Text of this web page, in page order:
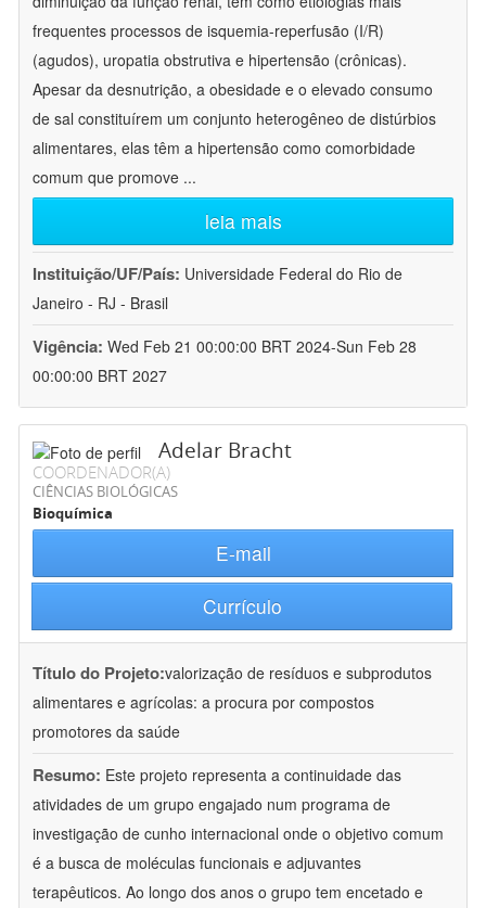
frequentes processos de isquemia-reperfusão (I/R)
(agudos), uropatia obstrutiva e hipertensão (crônicas).
Apesar da desnutrição, a obesidade e o elevado consumo
de sal constituírem um conjunto heterogêneo de distúrbios
alimentares, elas têm a hipertensão como comorbidade
comum que promove ...
leia mais
Instituição/UF/País: Universidade Federal do Rio de
Janeiro - RJ - Brasil
Vigência: Wed Feb 21 00:00:00 BRT 2024-Sun Feb 28
00:00:00 BRT 2027
Adelar Bracht
COORDENADOR(A)
CIÊNCIAS BIOLÓGICAS
Bioquímica
E-mail
Currículo
Título do Projeto:valorização de resíduos e subprodutos
alimentares e agrícolas: a procura por compostos
promotores da saúde
Resumo: Este projeto representa a continuidade das
atividades de um grupo engajado num programa de
investigação de cunho internacional onde o objetivo comum
é a busca de moléculas funcionais e adjuvantes
terapêuticos. Ao longo dos anos o grupo tem encetado e